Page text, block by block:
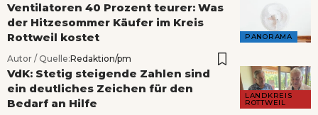
PANORAMA
Ventilatoren 40 Prozent teurer: Was
der Hitzesommer Käufer im Kreis
Rottweil kostet
Autor / Quelle:Redaktion/pm
LANDKREIS
ROTTWEIL
VdK: Stetig steigende Zahlen sind
ein deutliches Zeichen für den
Bedarf an Hilfe